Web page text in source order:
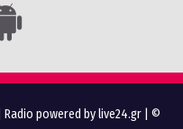
Radio powered by live24.gr | ©